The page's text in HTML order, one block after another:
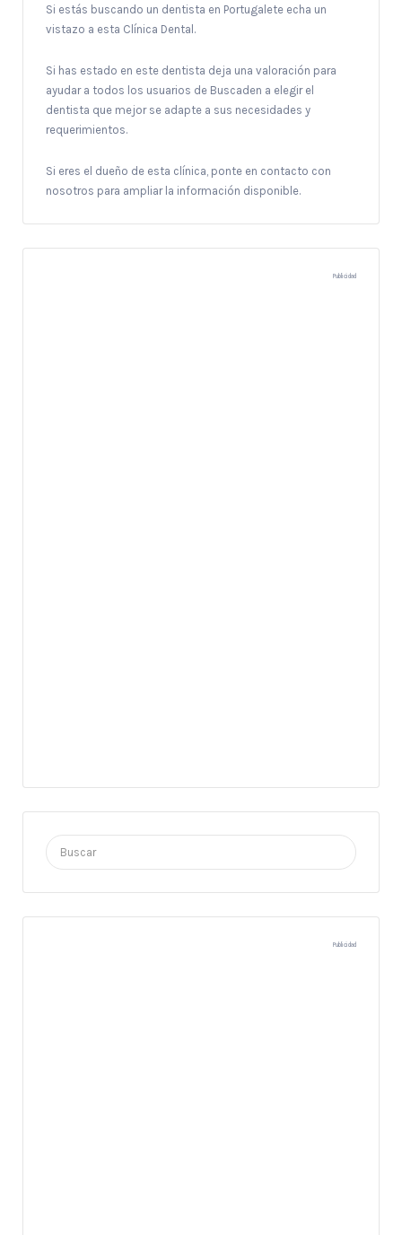
Si estás buscando un dentista en Portugalete echa un
vistazo a esta Clínica Dental.
Si has estado en este dentista deja una valoración para
ayudar a todos los usuarios de Buscaden a elegir el
dentista que mejor se adapte a sus necesidades y
requerimientos.
Si eres el dueño de esta clínica, ponte en contacto con
nosotros para ampliar la información disponible.
Publicidad
Buscar
por:
Publicidad